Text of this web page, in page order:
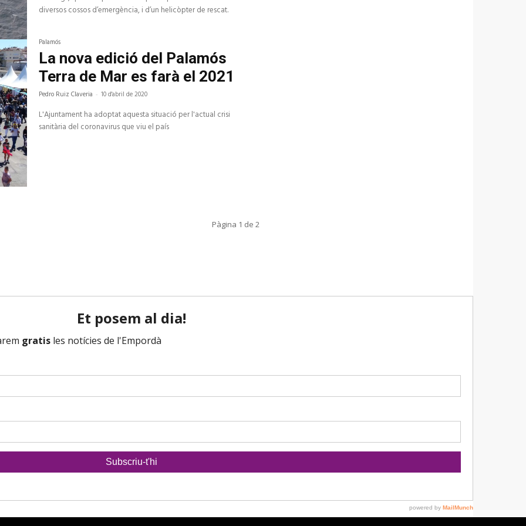
diversos cossos d’emergència, i d’un helicòpter de rescat.
Palamós
La nova edició del Palamós
Terra de Mar es farà el 2021
Pedro Ruiz Claveria - 10 d'abril de 2020
L'Ajuntament ha adoptat aquesta situació per l'actual crisi
sanitària del coronavirus que viu el país
Pàgina 1 de 2